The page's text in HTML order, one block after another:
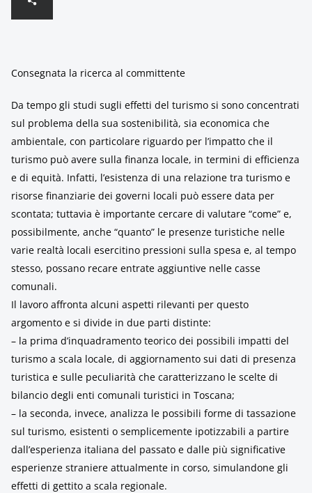
Consegnata la ricerca al committente
Da tempo gli studi sugli effetti del turismo si sono concentrati
sul problema della sua sostenibilità, sia economica che
ambientale, con particolare riguardo per l’impatto che il
turismo può avere sulla finanza locale, in termini di efficienza
e di equità. Infatti, l’esistenza di una relazione tra turismo e
risorse finanziarie dei governi locali può essere data per
scontata; tuttavia è importante cercare di valutare “come” e,
possibilmente, anche “quanto” le presenze turistiche nelle
varie realtà locali esercitino pressioni sulla spesa e, al tempo
stesso, possano recare entrate aggiuntive nelle casse
comunali.
Il lavoro affronta alcuni aspetti rilevanti per questo
argomento e si divide in due parti distinte:
– la prima d’inquadramento teorico dei possibili impatti del
turismo a scala locale, di aggiornamento sui dati di presenza
turistica e sulle peculiarità che caratterizzano le scelte di
bilancio degli enti comunali turistici in Toscana;
– la seconda, invece, analizza le possibili forme di tassazione
sul turismo, esistenti o semplicemente ipotizzabili a partire
dall’esperienza italiana del passato e dalle più significative
esperienze straniere attualmente in corso, simulandone gli
effetti di gettito a scala regionale.